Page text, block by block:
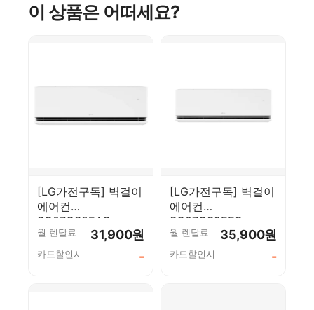
이 상품은 어떠세요?
[LG가전구독] 벽걸이
에어컨
SQ07GS8EAS
월 렌탈료 31,900원
카드할인시 -
[LG가전구독] 벽걸이
에어컨
SQ07GS9EES
월 렌탈료 35,900원
카드할인시 -